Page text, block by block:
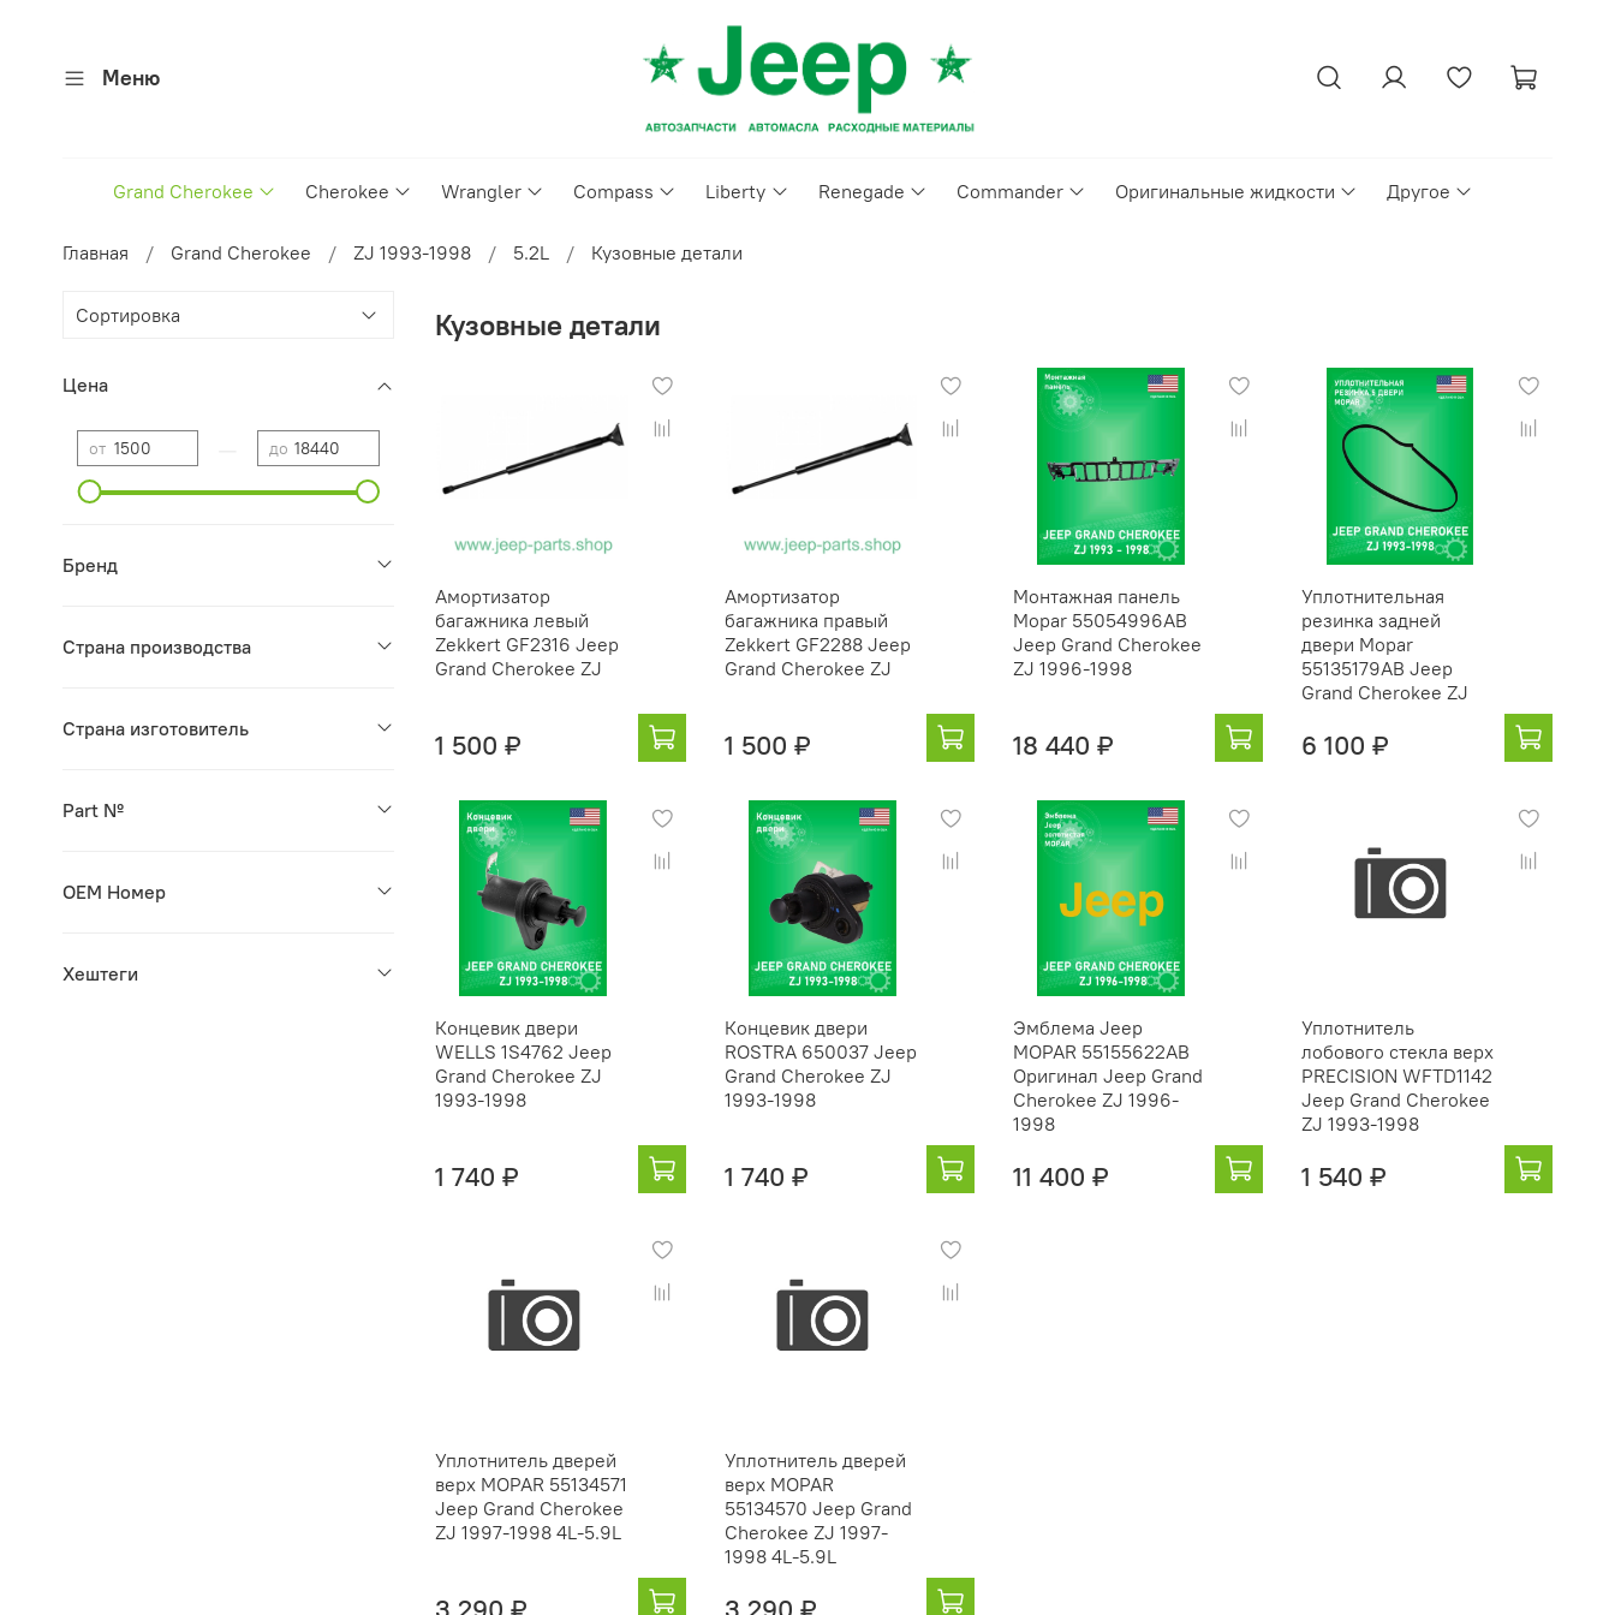
Меню
Grand Cherokee Cherokee Wrangler Compass Liberty Renegade Commander Оригинальные жидкости Другое
Главная Grand Cherokee ZJ 1993-1998 5.2L Кузовные детали
Кузовные детали
Амортизатор
багажника левый
Zekkert GF2316 Jeep
Grand Cherokee ZJ
1 500 ₽
Амортизатор
багажника правый
Zekkert GF2288 Jeep
Grand Cherokee ZJ
1 500 ₽
Монтажная панель
Mopar 55054996AB
Jeep Grand Cherokee
ZJ 1996-1998
18 440 ₽
Уплотнительная
резинка задней
двери Mopar
55135179AB Jeep
Grand Cherokee ZJ
6 100 ₽
Концевик двери
WELLS 1S4762 Jeep
Grand Cherokee ZJ
1993-1998
1 740 ₽
Концевик двери
ROSTRA 650037 Jeep
Grand Cherokee ZJ
1993-1998
1 740 ₽
Эмблема Jeep
MOPAR 55155622AB
Оригинал Jeep Grand
Cherokee ZJ 1996-
1998
11 400 ₽
Уплотнитель
лобового стекла верх
PRECISION WFTD1142
Jeep Grand Cherokee
ZJ 1993-1998
1 540 ₽
Уплотнитель дверей
верх MOPAR 55134571
Jeep Grand Cherokee
ZJ 1997-1998 4L-5.9L
Уплотнитель дверей
верх MOPAR
55134570 Jeep Grand
Cherokee ZJ 1997-
1998 4L-5.9L
Цена
от до
Бренд
Страна производства
Страна изготовитель
Part №
OEM Номер
Хештеги